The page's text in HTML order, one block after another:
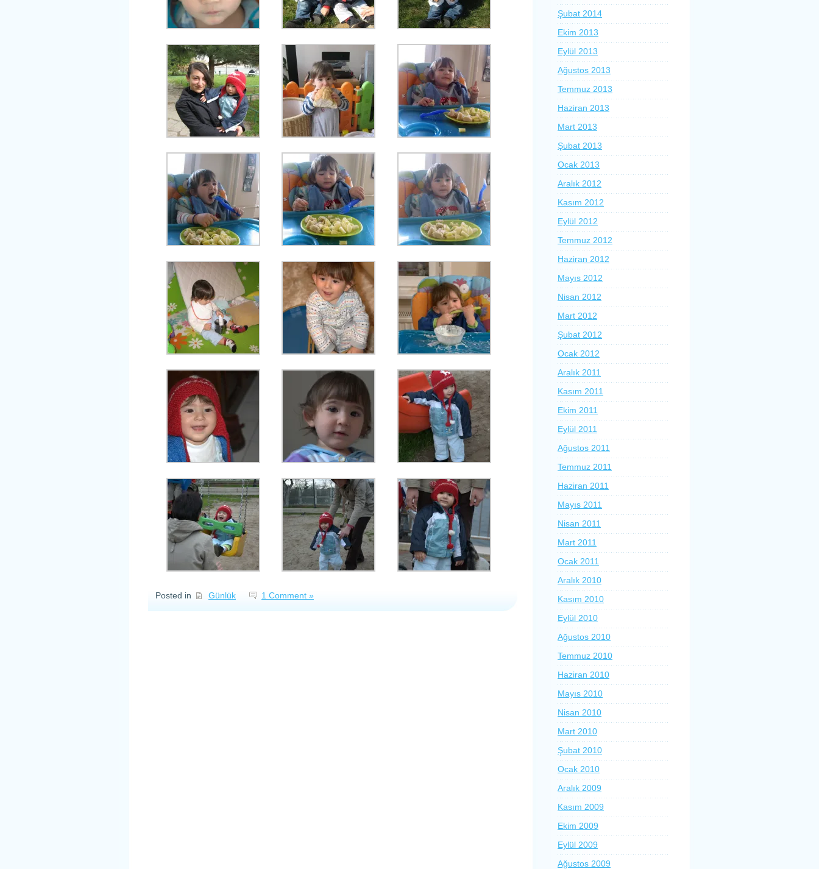
Posted in Günlük 1 Comment »
Şubat 2014
Ekim 2013
Eylül 2013
Ağustos 2013
Temmuz 2013
Haziran 2013
Mart 2013
Şubat 2013
Ocak 2013
Aralık 2012
Kasım 2012
Eylül 2012
Temmuz 2012
Haziran 2012
Mayıs 2012
Nisan 2012
Mart 2012
Şubat 2012
Ocak 2012
Aralık 2011
Kasım 2011
Ekim 2011
Eylül 2011
Ağustos 2011
Temmuz 2011
Haziran 2011
Mayıs 2011
Nisan 2011
Mart 2011
Ocak 2011
Aralık 2010
Kasım 2010
Eylül 2010
Ağustos 2010
Temmuz 2010
Haziran 2010
Mayıs 2010
Nisan 2010
Mart 2010
Şubat 2010
Ocak 2010
Aralık 2009
Kasım 2009
Ekim 2009
Eylül 2009
Ağustos 2009